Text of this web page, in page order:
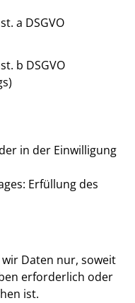
a DSGVO
b DSGVO
in der Einwilligung
Erfüllung des
Daten nur, soweit
erforderlich oder
ist.